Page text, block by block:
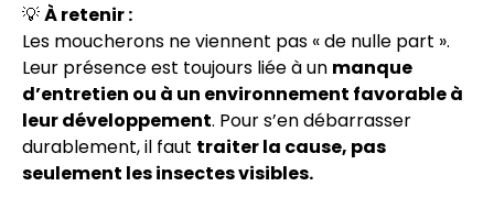
💡À retenir :
Les moucherons ne viennent pas « de nulle part ».
Leur présence est toujours liée à un manque
d’entretien ou à un environnement favorable à
leur développement. Pour s’en débarrasser
durablement, il faut traiter la cause, pas
seulement les insectes visibles.